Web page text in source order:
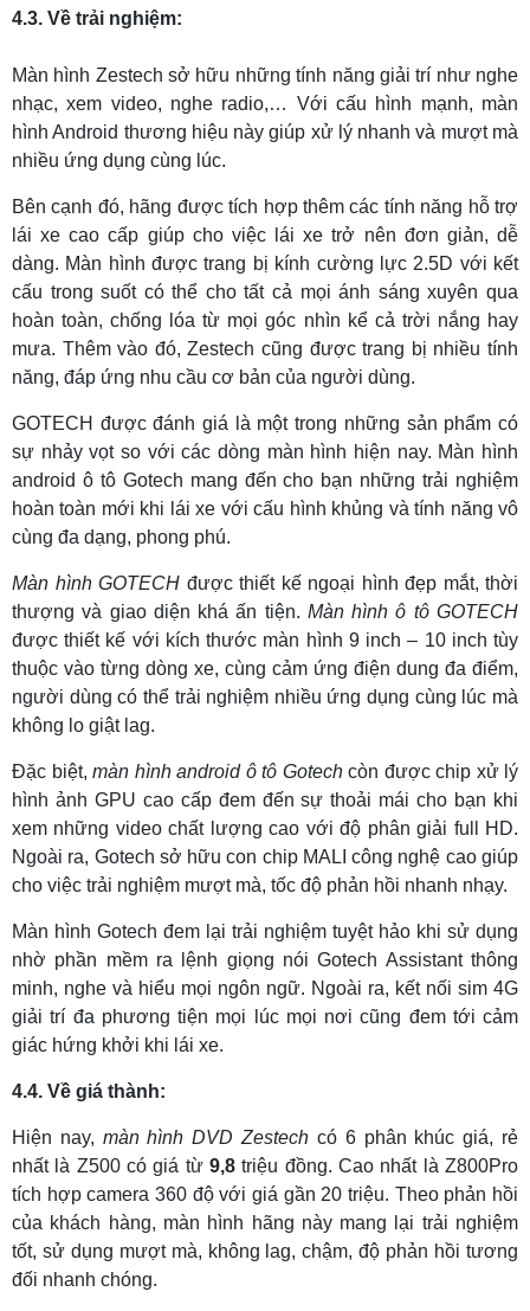
4.3. Về trải nghiệm:
Màn hình Zestech sở hữu những tính năng giải trí như nghe
nhạc, xem video, nghe radio,… Với cấu hình mạnh, màn
hình Android thương hiệu này giúp xử lý nhanh và mượt mà
nhiều ứng dụng cùng lúc.
Bên cạnh đó, hãng được tích hợp thêm các tính năng hỗ trợ
lái xe cao cấp giúp cho việc lái xe trở nên đơn giản, dễ
dàng. Màn hình được trang bị kính cường lực 2.5D với kết
cấu trong suốt có thể cho tất cả mọi ánh sáng xuyên qua
hoàn toàn, chống lóa từ mọi góc nhìn kể cả trời nắng hay
mưa. Thêm vào đó, Zestech cũng được trang bị nhiều tính
năng, đáp ứng nhu cầu cơ bản của người dùng.
GOTECH được đánh giá là một trong những sản phẩm có
sự nhảy vọt so với các dòng màn hình hiện nay. Màn hình
android ô tô Gotech mang đến cho bạn những trải nghiệm
hoàn toàn mới khi lái xe với cấu hình khủng và tính năng vô
cùng đa dạng, phong phú.
Màn hình GOTECH được thiết kế ngoại hình đẹp mắt, thời
thượng và giao diện khá ấn tiện. Màn hình ô tô GOTECH
được thiết kế với kích thước màn hình 9 inch – 10 inch tùy
thuộc vào từng dòng xe, cùng cảm ứng điện dung đa điểm,
người dùng có thể trải nghiệm nhiều ứng dụng cùng lúc mà
không lo giật lag.
Đặc biệt, màn hình android ô tô Gotechcòn được chip xử lý
hình ảnh GPU cao cấp đem đến sự thoải mái cho bạn khi
xem những video chất lượng cao với độ phân giải full HD.
Ngoài ra, Gotech sở hữu con chip MALI công nghệ cao giúp
cho việc trải nghiệm mượt mà, tốc độ phản hồi nhanh nhạy.
Màn hình Gotech đem lại trải nghiệm tuyệt hảo khi sử dụng
nhờ phần mềm ra lệnh giọng nói Gotech Assistant thông
minh, nghe và hiểu mọi ngôn ngữ. Ngoài ra, kết nối sim 4G
giải trí đa phương tiện mọi lúc mọi nơi cũng đem tới cảm
giác hứng khởi khi lái xe.
4.4. Về giá thành:
Hiện nay, màn hình DVD Zestech có 6 phân khúc giá, rẻ
nhất là Z500 có giá từ 9,8 triệu đồng. Cao nhất là Z800Pro
tích hợp camera 360 độ với giá gần 20 triệu. Theo phản hồi
của khách hàng, màn hình hãng này mang lại trải nghiệm
tốt, sử dụng mượt mà, không lag, chậm, độ phản hồi tương
đối nhanh chóng.